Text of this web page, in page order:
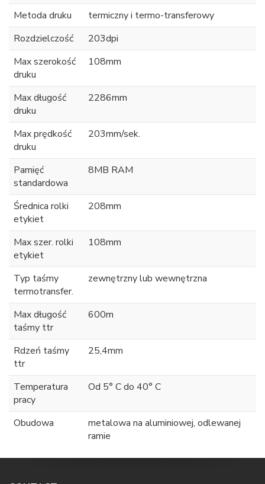
Metoda druku
termiczny i termo-transferowy
Rozdzielczość
203dpi
Max szerokość
druku
108mm
Max długość
druku
2286mm
Max prędkość
druku
203mm/sek.
Pamięć
standardowa
8MB RAM
Średnica rolki
etykiet
208mm
Max szer. rolki
etykiet
108mm
Typ taśmy
termotransfer.
zewnętrzny lub wewnętrzna
Max długość
taśmy ttr
600m
Rdzeń taśmy
ttr
25,4mm
Temperatura
pracy
Od 5° C do 40° C
Obudowa
metalowa na aluminiowej, odlewanej
ramie